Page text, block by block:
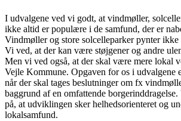
I udvalgene ved vi godt, at vindmøller,
ikke altid er populære i de samfund, der er
Vindmøller og store solcelleparker pynter ikke
Vi ved, at der kan være støjgener og andre
Men vi ved også, at der skal være mere lokal
Vejle Kommune. Opgaven for os i udvalgene
når der skal tages beslutninger om fx
baggrund af en omfattende
på, at udviklingen sker helhedsorienteret og
lokalsamfund.